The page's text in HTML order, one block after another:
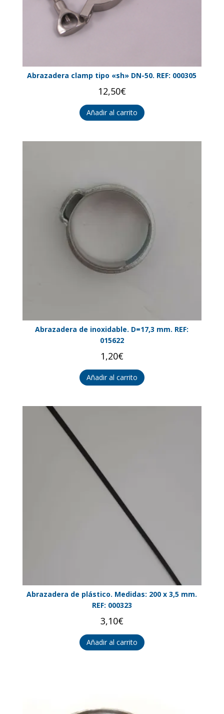
Abrazadera clamp tipo «sh» DN-50. REF: 000305
12,50€
Añadir al carrito
Abrazadera de inoxidable. D=17,3 mm. REF:
015622
1,20€
Añadir al carrito
Abrazadera de plástico. Medidas: 200 x 3,5 mm.
REF: 000323
3,10€
Añadir al carrito